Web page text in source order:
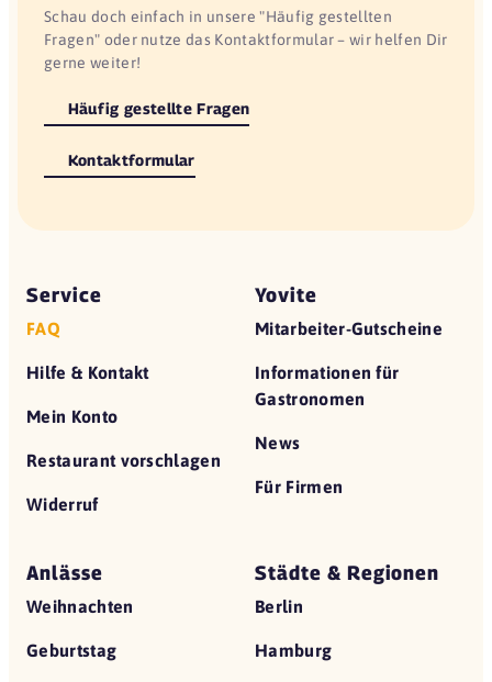
Schau doch einfach in unsere "Häufig gestellten
Fragen" oder nutze das Kontaktformular – wir helfen Dir
gerne weiter!
Häufig gestellte Fragen
Kontaktformular
Service
FAQ
Hilfe & Kontakt
Mein Konto
Restaurant vorschlagen
Widerruf
Yovite
Mitarbeiter-Gutscheine
Informationen für
Gastronomen
News
Für Firmen
Anlässe
Weihnachten
Geburtstag
Städte & Regionen
Berlin
Hamburg